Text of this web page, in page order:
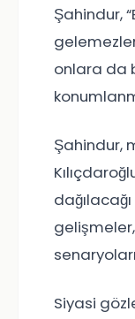
Şahindur,
onlara da
Şahindur,
Siyasi